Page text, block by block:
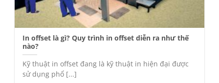
In offset là gì? Quy trình in offset diễn ra như thế
nào?
Kỹ thuật in offset đang là kỹ thuật in hiện đại được
sử dụng phổ [...]